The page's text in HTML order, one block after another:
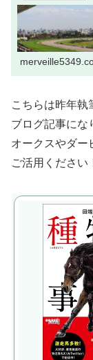
こちらは昨年執
ブログ記事にな
オークスやダー
ご活用ください